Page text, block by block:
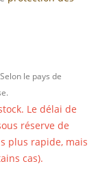
le pays de
Le délai de
réserve de
plus rapide, mais
cas).